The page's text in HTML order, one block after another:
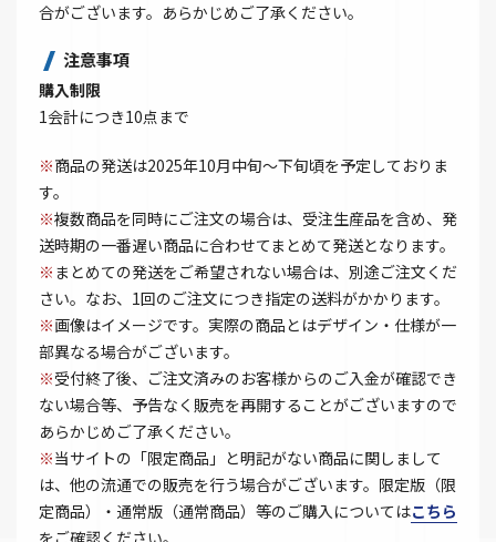
合がございます。あらかじめご了承ください。
注意事項
購入制限
1会計につき10点まで
※商品の発送は2025年10月中旬～下旬頃を予定しておりま
す。
※複数商品を同時にご注文の場合は、受注生産品を含め、発
送時期の一番遅い商品に合わせてまとめて発送となります。
※ まとめての発送をご希望されない場合は、別途ご注文くだ
さい。なお、1回のご注文につき指定の送料がかかります。
※画像はイメージです。実際の商品とはデザイン・仕様が一
部異なる場合がございます。
※受付終了後、ご注文済みのお客様からのご入金が確認でき
ない場合等、予告なく販売を再開することがございますので
あらかじめご了承ください。
※当サイトの「限定商品」と明記がない商品に関しまして
は、他の流通での販売を行う場合がございます。限定版（限
定商品）・通常版（通常商品）等のご購入についてはこちら